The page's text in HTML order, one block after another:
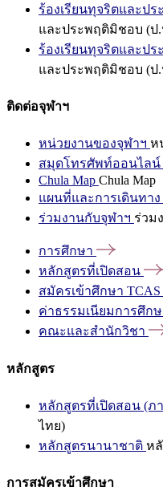
ร้องเรียนทุจริตและป
และประพฤติมิชอบ (ป
ร้องเรียนทุจริตและป
และประพฤติมิชอบ (ป
ติดต่อจุฬาฯ
หน่วยงานของจุฬาฯ ห
สมุดโทรศัพท์ออนไลน์
Chula Map Chula Map
แผนที่และการเดินทาง
ร่วมงานกับจุฬาฯ ร่วม
การศึกษา
หลักสูตรที่เปิดสอน
สมัครเข้าศึกษา TCAS
ค่าธรรมเนียมการศึก
คณะและสำนักวิชา
หลักสูตร
หลักสูตรที่เปิดสอน (ภ
ไทย)
หลักสูตรนานาชาติ ห
การสมัครเข้าศึกษา